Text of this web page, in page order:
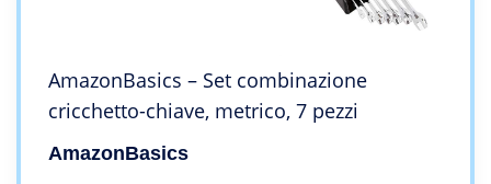
AmazonBasics – Set combinazione
cricchetto-chiave, metrico, 7 pezzi
AmazonBasics